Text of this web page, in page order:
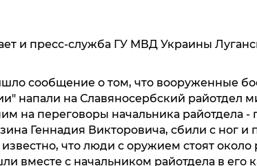
и пресс-служба ГУ МВД Украины
сообщение о том, что вооруженные
напали на Славяносербский райотдел
на переговоры начальника райотдела -
Геннадия Викторовича, сбили с ног и
что люди с оружием стоят около
вместе с начальником райотдела в его